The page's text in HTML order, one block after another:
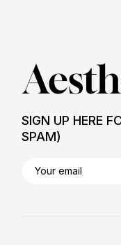
SIGN UP HERE
SPAM)